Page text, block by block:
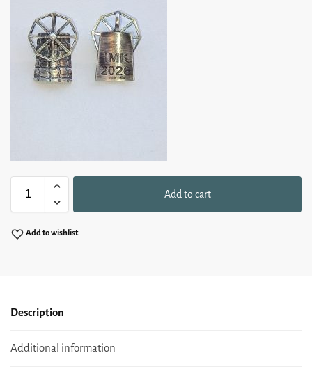
Add to cart
Add to wishlist
Description
Additional information